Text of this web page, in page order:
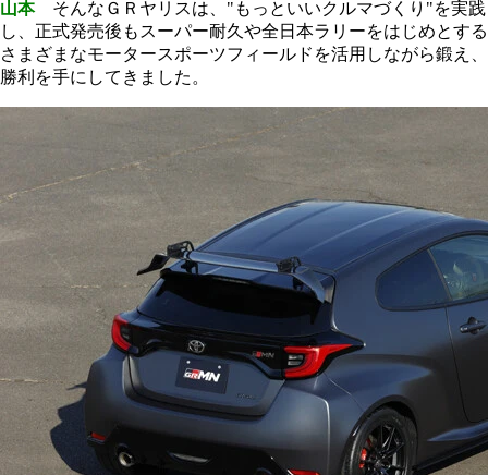
山本そんなＧＲヤリスは、"もっといいクルマづくり"を実践
し、正式発売後もスーパー耐久や全日本ラリーをはじめとする
さまざまなモータースポーツフィールドを活用しながら鍛え、
勝利を手にしてきました。